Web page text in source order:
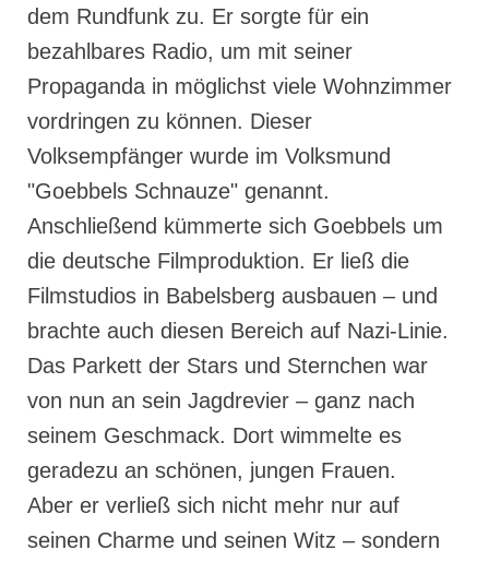
dem Rundfunk zu. Er sorgte für ein
bezahlbares Radio, um mit seiner
Propaganda in möglichst viele Wohnzimmer
vordringen zu können. Dieser
Volksempfänger wurde im Volksmund
"Goebbels Schnauze" genannt.
Anschließend kümmerte sich Goebbels um
die deutsche Filmproduktion. Er ließ die
Filmstudios in Babelsberg ausbauen – und
brachte auch diesen Bereich auf Nazi-Linie.
Das Parkett der Stars und Sternchen war
von nun an sein Jagdrevier – ganz nach
seinem Geschmack. Dort wimmelte es
geradezu an schönen, jungen Frauen.
Aber er verließ sich nicht mehr nur auf
seinen Charme und seinen Witz – sondern